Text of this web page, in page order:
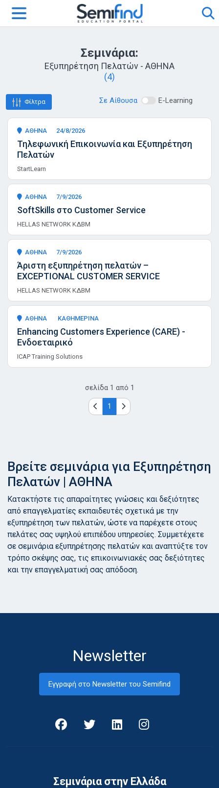
Σεμινάρια:
Εξυπηρέτηση Πελατών - ΑΘΗΝΑ
(4)
Φίλτρα Σε Αίθουσα E-Learning
ΑΘΗΝΑ 24/8/2026
Τηλεφωνική Επικοινωνία και Εξυπηρέτηση
Πελατών
StartLearn
ΑΘΗΝΑ 7/9/2026
SoftSkills στο Customer Service
HELLAS NETWORK ΚΔΒΜ
ΑΘΗΝΑ 7/9/2026
Άριστη εξυπηρέτηση πελατών –
EXCEPTIONAL CUSTOMER SERVICE
HELLAS NETWORK ΚΔΒΜ
ΑΘΗΝΑ ΚΑΘΗΜΕΡΙΝΑ
Enhancing Customers Experience (CARE) -
Ενδοεταιρικό
ICAP Training Solutions
σελίδα 1 από 1
1
Βρείτε σεμινάρια για Εξυπηρέτηση
Πελατών | ΑΘΗΝΑ
Κατακτήστε τις απαραίτητες γνώσεις και δεξιότητες
από επαγγελματίες εκπαιδευτές σχετικά με την
εξυπηρέτηση των πελατών, ώστε να παρέχετε στους
πελάτες σας υψηλού επιπέδου υπηρεσίες. Συμμετέχετε
σε σεμινάρια εξυπηρέτησης πελατών και αναπτύξτε τον
τρόπο σκέψης σας, τις επικοινωνιακές σας δεξιότητες
και την επαγγελματική σας απόδοση.
Newsletter
Εγγραφή στο Newsletter του Semifind
Σεμινάρια στην Ελλάδα